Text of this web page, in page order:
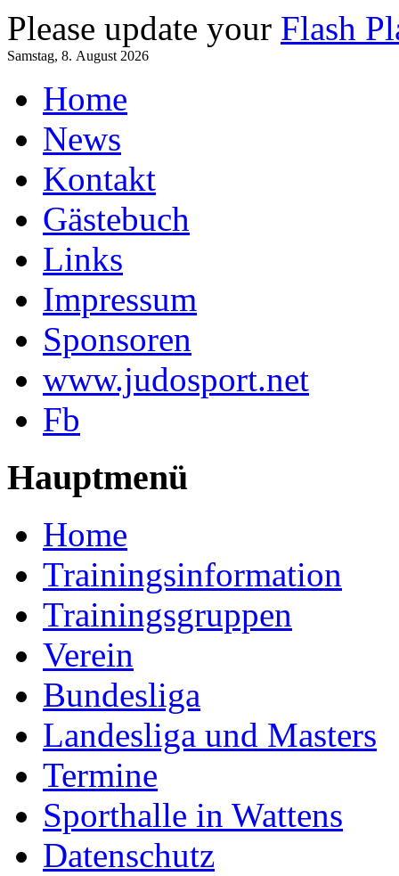
Please update your Flash
Samstag, 8. August 2026
Home
News
Kontakt
Gästebuch
Links
Impressum
Sponsoren
www.judosport.net
Fb
Hauptmenü
Home
Trainingsinformation
Trainingsgruppen
Verein
Bundesliga
Landesliga und Masters
Termine
Sporthalle in Wattens
Datenschutz